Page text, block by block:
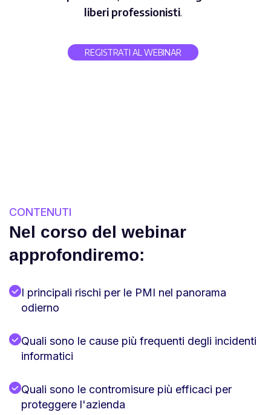
liberi professionisti.
REGISTRATI AL WEBINAR
CONTENUTI
Nel corso del webinar
approfondiremo:
I principali rischi per le PMI nel panorama
odierno
Quali sono le cause più frequenti degli incidenti
informatici
Quali sono le contromisure più efficaci per
proteggere l'azienda